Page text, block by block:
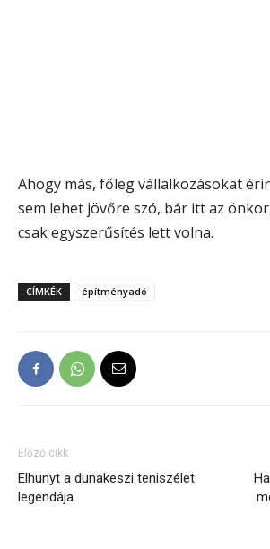
Ahogy más, főleg vállalkozásokat
sem lehet jövőre szó, bár itt az
csak egyszerűsítés lett volna.
CÍMKÉK építményadó
Előző cikk
Elhunyt a dunakeszi teniszélet
legendája